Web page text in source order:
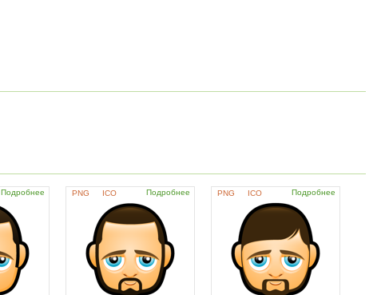
Подробнее PNG ICO Подробнее PNG ICO Подробнее